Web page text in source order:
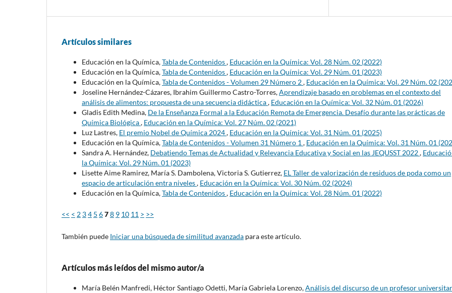
Artículos similares
Educación en la Química,Tabla de Contenidos, Educación en la Química: Vol. 28 Núm. 02 (2022)
Educación en la Química,Tabla de Contenidos, Educación en la Química: Vol. 29 Núm. 01 (2023)
Educación en la Química,Tabla de Contenidos - Volumen 29 Número 2, Educación en la Química: Vol. 29 Núm. 02
Joseline Hernández-Cázares, Ibrahim Guillermo Castro-Torres,Aprendizaje basado en problemas en el contexto del
análisis de alimentos: propuesta de una secuencia didáctica, Educación en la Química: Vol. 32 Núm. 01 (2026)
Gladis Edith Medina, De la Enseñanza Formal a la Educación Remota de Emergencia. Desafío durante las prácticas de
Química Biológica, Educación en la Química: Vol. 27 Núm. 02 (2021)
Luz Lastres, El premio Nobel de Química 2024, Educación en la Química: Vol. 31 Núm. 01 (2025)
Educación en la Química,Tabla de Contenidos - Volumen 31 Número 1 , Educación en la Química: Vol. 31 Núm. 01
Sandra A. Hernández, Debatiendo Temas de Actualidad y Relevancia Educativa y Social en las JEQUSST 2022,
la Química: Vol. 29 Núm. 01 (2023)
Lisette Aime Ramirez, María S. Dambolena, Victoria S. Gutierrez, EL Taller de valorización de residuos de poda como un
espacio de articulación entra niveles, Educación en la Química: Vol. 30 Núm. 02 (2024)
Educación en la Química,Tabla de Contenidos, Educación en la Química: Vol. 28 Núm. 01 (2022)
<< < 2 34 5 678 9 10 11 > >>
También puede Iniciar una búsqueda de similitud avanzada para este artículo.
Artículos más leídos del mismo autor/a
María Belén Manfredi, Héctor Santiago Odetti, María Gabriela Lorenzo,Análisis del discurso de un profesor